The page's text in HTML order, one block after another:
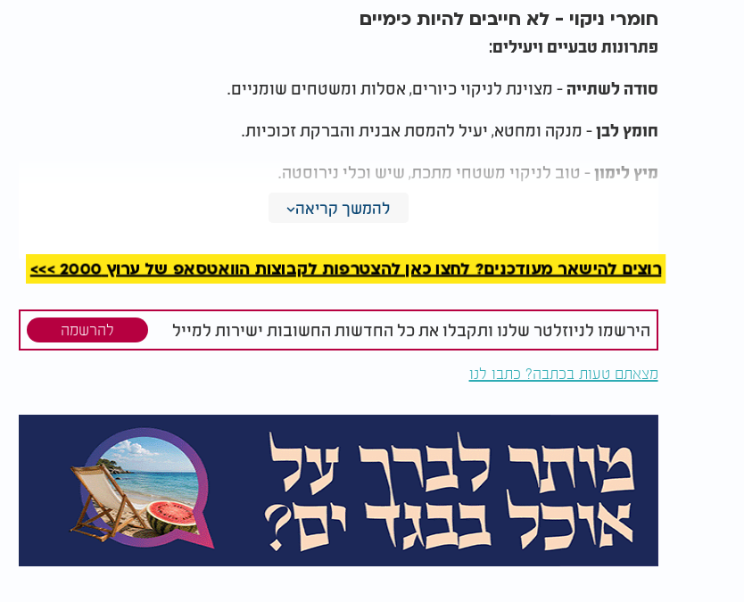
חומרי ניקוי - לא חייבים להיות כימיים
פתרונות טבעיים ויעילים:
סודה לשתייה- מצוינת לניקוי כיורים, אסלות ומשטחים שומניים.
חומץ לבן- מנקה ומחטא, יעיל להמסת אבנית והברקת זכוכיות.
מיץ לימון- טוב לניקוי משטחי מתכת, שיש וכלי נירוסטה.
- מבריק ומשמר רהיטי עץ.
חומרי ניקוי כשרים לפסח:ודאו שהמוצרים שברשותכם מתאימים לניקוי כלי פסח ואינם מכילים
חשש חמץ. מומלץ לרכוש מוצרים ייעודיים לניקוי מקררים, תנורים ומשטחים במטבח - ולקבל
סדר עדיפויות: איפה מתחילים, ואיפה מסיימים?
המטבח - ראשון בתור:זהו מוקד החמץ בבית. התחילו בניקוי מכשירים גדולים (מקרר, תנור,
בזמן שאתם מנקים - נצלו את ההזדמנות למיין ולסנן את מה שאין בו
צורך. סדרו מחדש את המרחבים, זרקו מה שמיותר, ושמרו רק את מה שדרוש באמת.
שימו לב לפרטים הקטנים:וילונות, גופי תאורה, חלונות ומשקופים - כל אלו לעיתים נשכחים, אך
משפיעים מאוד על התחושה הכללית בבית. ניקיון מוקדם יפנה לכם זמן לקראת החג עצמו -
ויאפשר להתמקד גם בהכנות הרוחניות והמשפחתיות.
להמשך קריאה
רוצים להישאר מעודכנים? לחצו כאן להצטרפות לקבוצות הוואטסאפ של ערוץ 2000 >>>
הירשמו לניוזלטר שלנו ותקבלו את כל החדשות החשובות ישירות למייל להרשמה
מצאתם טעות בכתבה? כתבו לנו